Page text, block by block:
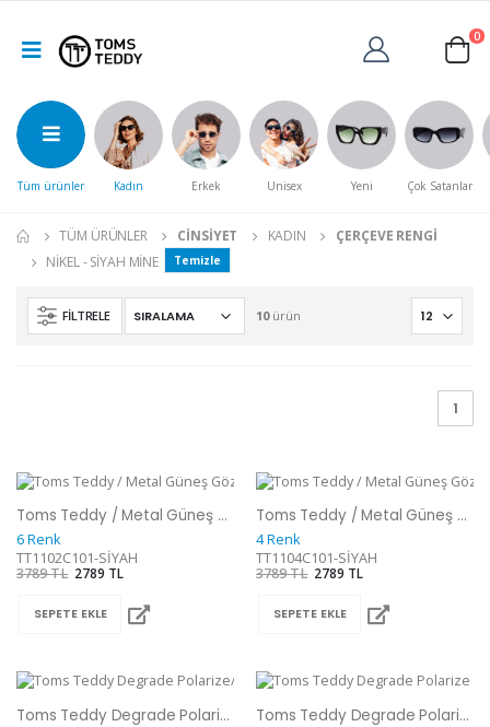
0
Tüm ürünler Kadın Erkek Unisex Yeni Çok Satanlar
TÜM ÜRÜNLER CINSIYET KADIN
ÇERÇEVE RENGI
NIKEL - SIYAH MINE
Temizle
FILTRELE 10ürün
1
Toms Teddy / Metal Güneş Gözlüğü
6 Renk
TT1102C101-SİYAH
3789 TL 2789 TL
SEPETE EKLE
Toms Teddy / Metal Güneş Gözlüğü
4 Renk
TT1104C101-SİYAH
3789 TL 2789 TL
SEPETE EKLE
Toms Teddy Degrade Polarize/UV Metal Güneş Gözlüğü Toms Teddy Degrade Polarize /UV Metal Güneş Gözlüğü